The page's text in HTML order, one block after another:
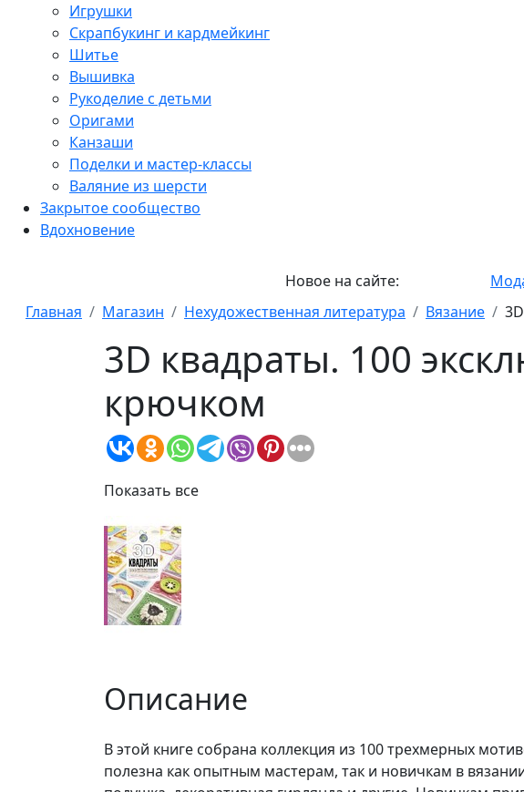
Игрушки
Скрапбукинг и кардмейкинг
Шитье
Вышивка
Рукоделие с детьми
Оригами
Канзаши
Поделки и мастер-классы
Валяние из шерсти
Закрытое сообщество
Вдохновение
Новое на сайте: Мода и
Главная
Магазин Нехудожественная литература Вязание
3D квадраты. 100
крючком
Показать все
Описание
В этой книге собрана коллекция из 100 трехмерных
полезна как опытным мастерам, так и новичкам в